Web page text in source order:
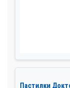
Пастилки